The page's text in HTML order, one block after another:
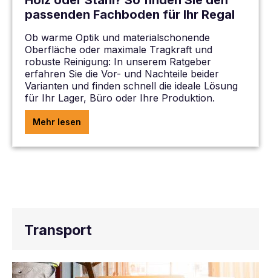
passenden Fachboden für Ihr Regal
Ob warme Optik und materialschonende
Oberfläche oder maximale Tragkraft und
robuste Reinigung: In unserem Ratgeber
erfahren Sie die Vor- und Nachteile beider
Varianten und finden schnell die ideale Lösung
für Ihr Lager, Büro oder Ihre Produktion.
Mehr lesen
Transport